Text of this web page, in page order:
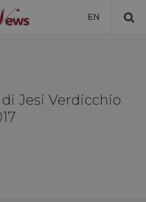
EN
VINOJesi Verdicchio